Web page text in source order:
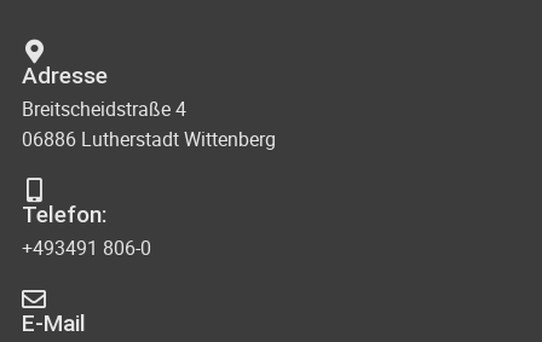
Adresse
Breitscheidstraße 4
06886 Lutherstadt Wittenberg
Telefon:
+493491 806-0
E-Mail